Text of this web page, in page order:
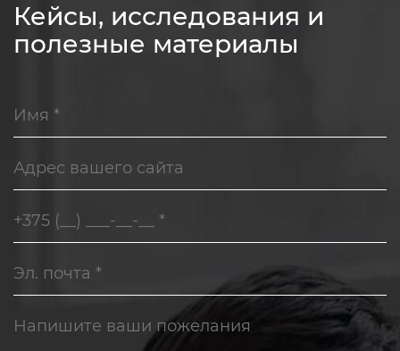
Кейсы, исследования и
полезные материалы